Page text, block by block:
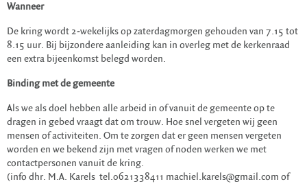
Wanneer
De kring wordt 2-wekelijks op zaterdagmorgen gehouden van 7.15 tot
8.15 uur. Bij bijzondere aanleiding kan in overleg met de kerkenraad
een extra bijeenkomst belegd worden.
Binding met de gemeente
Als we als doel hebben alle arbeid in of vanuit de gemeente op te
dragen in gebed vraagt dat om trouw. Hoe snel vergeten wij geen
mensen of activiteiten. Om te zorgen dat er geen mensen vergeten
worden en we bekend zijn met vragen of noden werken we met
contactpersonen vanuit de kring.
(info dhr. M.A. Karels tel.0621338411 machiel.karels@gmail.com of